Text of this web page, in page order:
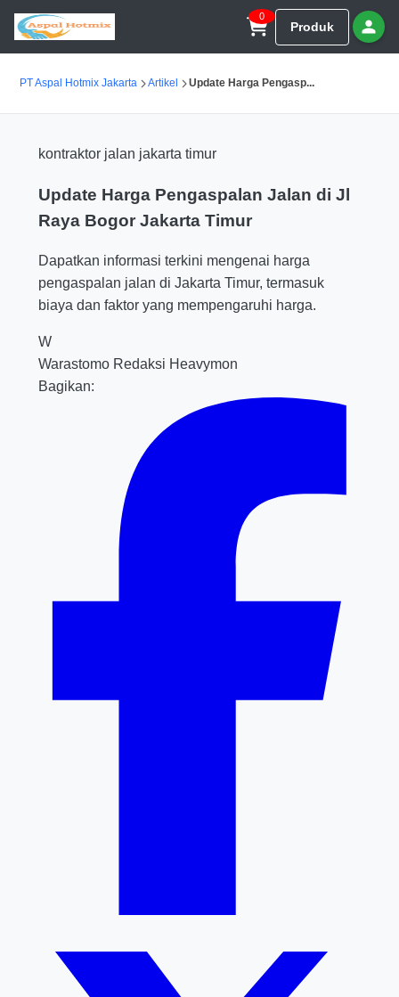
0
Produk
PT Aspal Hotmix Jakarta Artikel Update Harga Pengasp...
kontraktor jalan jakarta timur
Update Harga Pengaspalan Jalan di Jl
Raya Bogor Jakarta Timur
Dapatkan informasi terkini mengenai harga
pengaspalan jalan di Jakarta Timur, termasuk
biaya dan faktor yang mempengaruhi harga.
W
Warastomo Redaksi Heavymon
Bagikan: